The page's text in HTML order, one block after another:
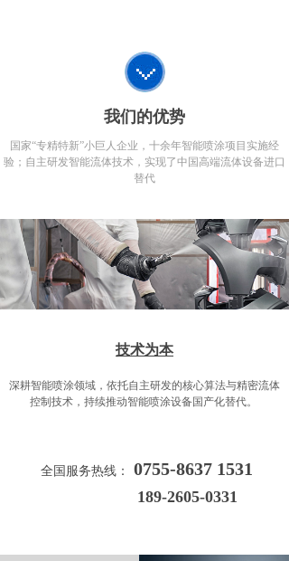
国家“专精特新”小巨人企业，十余年智能喷涂项目实施经
验；自主研发智能流体技术，实现了中国高端流体设备进口
替代
我们的优势
技术为本
深耕智能喷涂领域，依托自主研发的核心算法与精密流体
控制技术，持续推动智能喷涂设备国产化替代。
全国服务热线： 0755-8637 1531
189-2605-0331